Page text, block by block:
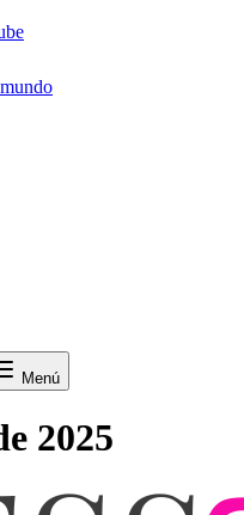
Menú
2025